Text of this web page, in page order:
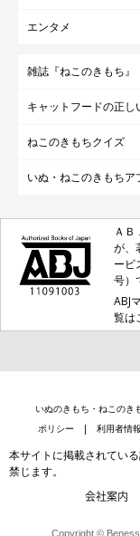
エンタメ
雑誌『ねこのきもち』
キャットフードの正し
ねこのきもちクイズ
いぬ・ねこのきもちア
ＡＢ
が、
ービ
号）
ABJ
覧は
いぬのきもち・ねこのき
ポリシー
利用者情
本サイトに掲載されてい
禁じます。
会社案内
Copyright ©